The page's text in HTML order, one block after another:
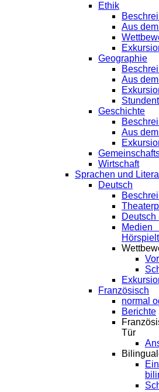
Ethik
Aus
Geographie
Aus
Geschichte
Aus
Wirtschaft
Sprachen und
Deutsch
Französisch
normal
Berichte
Tür